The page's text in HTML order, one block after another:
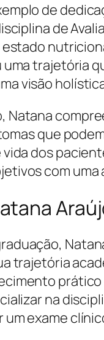
de
de
estado
uma trajetória
visão
Natana
que
dos
com
trajetória
na
um exame